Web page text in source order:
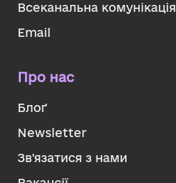
Всеканальна комунікація
Email
Про нас
Блоґ
Newsletter
Зв'язатися з нами